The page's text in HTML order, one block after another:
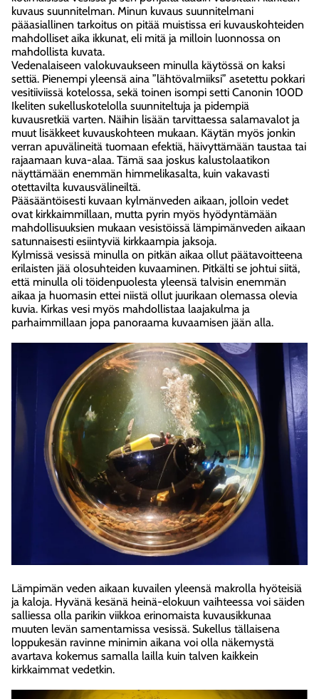
kuvaus suunnitelman. Minun kuvaus suunnitelmani
pääasiallinen tarkoitus on pitää muistissa eri kuvauskohteiden
mahdolliset aika ikkunat, eli mitä ja milloin luonnossa on
mahdollista kuvata.
Vedenalaiseen valokuvaukseen minulla käytössä on kaksi
settiä. Pienempi yleensä aina ”lähtövalmiiksi” asetettu pokkari
vesitiiviissä kotelossa, sekä toinen isompi setti Canonin 100D
Ikeliten sukelluskotelolla suunniteltuja ja pidempiä
kuvausretkiä varten. Näihin lisään tarvittaessa salamavalot ja
muut lisäkkeet kuvauskohteen mukaan. Käytän myös jonkin
verran apuvälineitä tuomaan efektiä, häivyttämään taustaa tai
rajaamaan kuva-alaa. Tämä saa joskus kalustolaatikon
näyttämään enemmän himmelikasalta, kuin vakavasti
otettavilta kuvausvälineiltä.
Pääsääntöisesti kuvaan kylmänveden aikaan, jolloin vedet
ovat kirkkaimmillaan, mutta pyrin myös hyödyntämään
mahdollisuuksien mukaan vesistöissä lämpimänveden aikaan
satunnaisesti esiintyviä kirkkaampia jaksoja.
Kylmissä vesissä minulla on pitkän aikaa ollut päätavoitteena
erilaisten jää olosuhteiden kuvaaminen. Pitkälti se johtui siitä,
että minulla oli töidenpuolesta yleensä talvisin enemmän
aikaa ja huomasin ettei niistä ollut juurikaan olemassa olevia
kuvia. Kirkas vesi myös mahdollistaa laajakulma ja
parhaimmillaan jopa panoraama kuvaamisen jään alla.
Lämpimän veden aikaan kuvailen yleensä makrolla hyöteisiä
ja kaloja. Hyvänä kesänä heinä-elokuun vaihteessa voi säiden
salliessa olla parikin viikkoa erinomaista kuvausikkunaa
muuten levän samentamissa vesissä. Sukellus tällaisena
loppukesän ravinne minimin aikana voi olla näkemystä
avartava kokemus samalla lailla kuin talven kaikkein
kirkkaimmat vedetkin.